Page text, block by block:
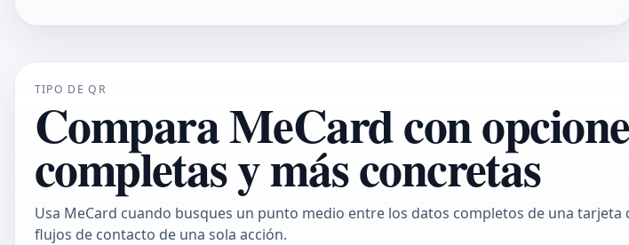
TIPO DE QR
Compara MeCard con
completas y más concretas
Usa MeCard cuando busques un punto medio entre los datos completos de una tarjeta
flujos de contacto de una sola acción.